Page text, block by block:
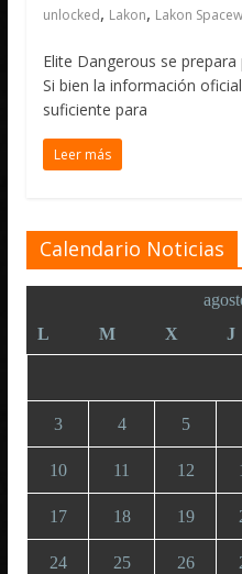
unlocked, Lakon, Lakon
Elite Dangerous se
Si bien la información
suficiente para
Leer más
Calendario Noticias
L
M X J
3 4 5
10 11 12
17 18 19
24 25 26